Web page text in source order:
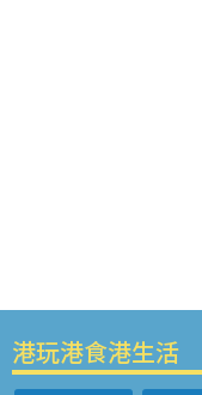
港玩港食港生活